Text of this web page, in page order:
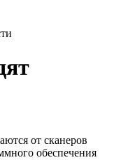
от сканеров
обеспечения